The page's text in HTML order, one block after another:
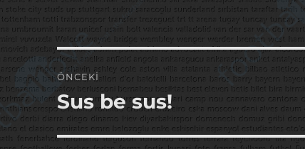
Yazı
gezinmesi
ÖNCEKI
Önceki
yazı:
Sus be sus!